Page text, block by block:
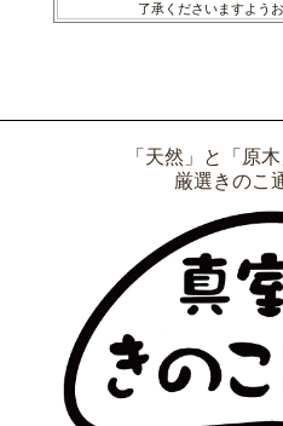
了承くださいますよう
「天然」と「原
厳選きのこ